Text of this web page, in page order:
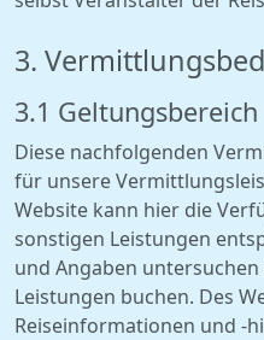
3.
3.1 Geltungsbereich
Diese nachfolgenden
für unsere
Website kann hier die
sonstigen Leistungen
und Angaben
Leistungen buchen. Des
Reiseinformationen und -